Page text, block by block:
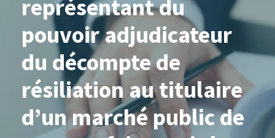
représentant du
pouvoir adjudicateur
du décompte de
résiliation au titulaire
d’un marché public de